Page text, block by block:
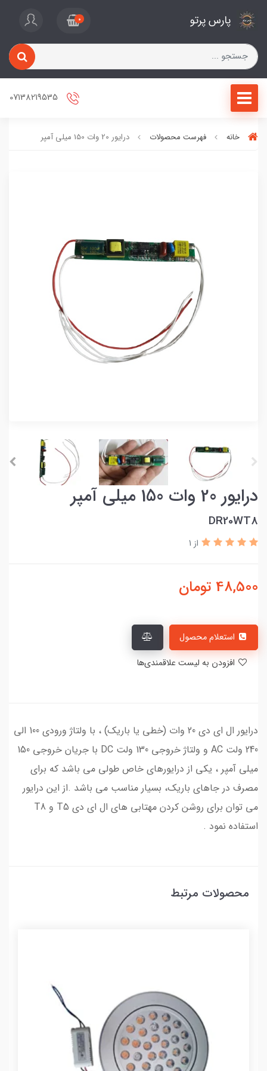
پارس پرتو 0
خانه فهرست محصولات درایور 20 وات 150 میلی آمپر
درایور 20 وات 150 میلی آمپر
DR20WT8
از 1
48,500 تومان
درایور ال ای دی 20 وات (خطی یا باریک) ، با ولتاژ ورودی 100 الی
240 ولت AC و ولتاژ خروجی 130 ولت DC با جریان خروجی 150
میلی آمپر ، یکی از درایورهای خاص طولی می باشد که برای
مصرف در جاهای باریک، بسیار مناسب می باشد .از این درایور
می توان برای روشن کردن مهتابی های ال ای دی T5 و T8
استفاده نمود .
محصولات مرتبط